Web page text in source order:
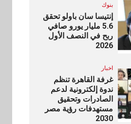
بنوك
إنتيسا سان باولو تحقق
5.6 مليار يورو صافي
ربح في النصف الأول
2026
اخبار
غرفة القاهرة تنظم
ندوة إلكترونية لدعم
الصادرات وتحقيق
مستهدفات رؤية مصر
2030